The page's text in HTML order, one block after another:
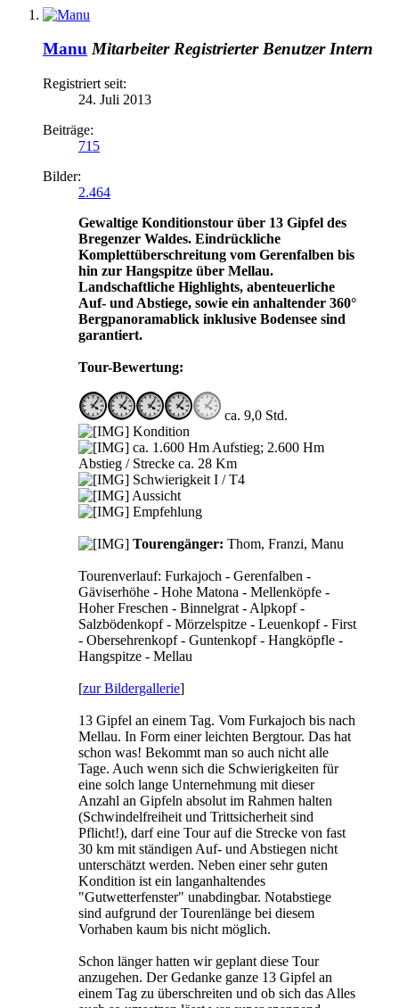
Manu Mitarbeiter Registrierter Benutzer Intern
Registriert seit:
24. Juli 2013
Beiträge:
715
Bilder:
2.464
Gewaltige Konditionstour über 13 Gipfel des
Bregenzer Waldes. Eindrückliche
Komplettüberschreitung vom Gerenfalben bis
hin zur Hangspitze über Mellau.
Landschaftliche Highlights, abenteuerliche
Auf- und Abstiege, sowie ein anhaltender 360°
Bergpanoramablick inklusive Bodensee sind
garantiert.
Tour-Bewertung:
ca. 9,0 Std.
Kondition
ca. 1.600 Hm Aufstieg; 2.600 Hm
Abstieg / Strecke ca. 28 Km
Schwierigkeit I / T4
Aussicht
Empfehlung
Tourengänger: Thom, Franzi, Manu
Tourenverlauf: Furkajoch - Gerenfalben -
Gäviserhöhe - Hohe Matona - Mellenköpfe -
Hoher Freschen - Binnelgrat - Alpkopf -
Salzbödenkopf - Mörzelspitze - Leuenkopf - First
- Obersehrenkopf - Guntenkopf - Hangköpfle -
Hangspitze - Mellau
[zur Bildergallerie]
13 Gipfel an einem Tag. Vom Furkajoch bis nach
Mellau. In Form einer leichten Bergtour. Das hat
schon was! Bekommt man so auch nicht alle
Tage. Auch wenn sich die Schwierigkeiten für
eine solch lange Unternehmung mit dieser
Anzahl an Gipfeln absolut im Rahmen halten
(Schwindelfreiheit und Trittsicherheit sind
Pflicht!), darf eine Tour auf die Strecke von fast
30 km mit ständigen Auf- und Abstiegen nicht
unterschätzt werden. Neben einer sehr guten
Kondition ist ein langanhaltendes
"Gutwetterfenster" unabdingbar. Notabstiege
sind aufgrund der Tourenlänge bei diesem
Vorhaben kaum bis nicht möglich.
Schon länger hatten wir geplant diese Tour
anzugehen. Der Gedanke ganze 13 Gipfel an
einem Tag zu überschreiten und ob sich das Alles